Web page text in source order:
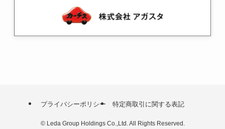
プライバシーポリシー 特定商取引に関する表記
©Leda Group Holdings Co.,Ltd. All Rights Reserved.